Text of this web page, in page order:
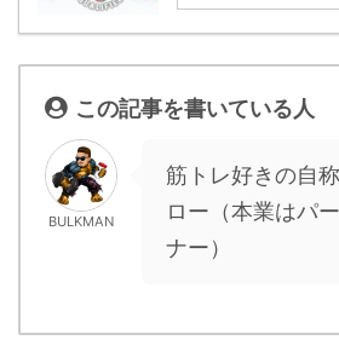
この記事を書いている人
BULKMAN
筋トレ好きの自
ロー（本業はパ
ナー）